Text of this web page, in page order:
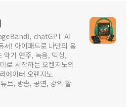
chatGPT AI
서! 아이패드로 나만의 음
기 연주, 녹음, 믹싱,
로 시작하는 오렌지노의
에이터 오렌지노
브, 방송, 공연, 강의 활